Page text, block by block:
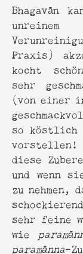
Bhagavān
unreinem
Praxis)
kocht
sehr
(von einer
so köstlich
vorstellen!
diese
und wenn
zu nehmen,
sehr feine
wie
paramānna-